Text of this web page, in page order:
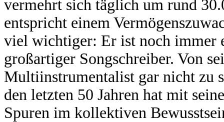
vermehrt sich täglich um rund
entspricht einem
viel wichtiger: Er ist noch immer
großartiger Songschreiber. Von
Multiinstrumentalist gar nicht zu
den letzten 50 Jahren hat mit
Spuren im kollektiven